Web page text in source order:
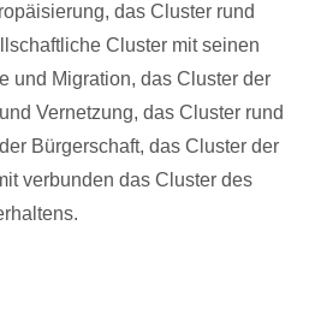
das Cluster rund
Cluster mit seinen
und Migration, das Cluster der
Vernetzung, das Cluster rund
Bürgerschaft, das Cluster der
verbunden das Cluster des